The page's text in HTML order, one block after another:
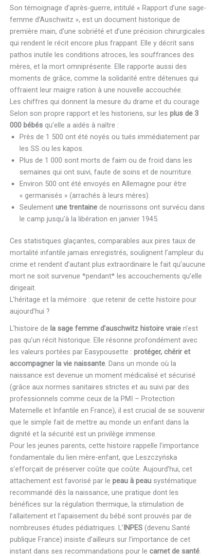
Son témoignage d’après-guerre, intitulé « Rapport d’une sage-
femme d’Auschwitz », est un document historique de
première main, d’une sobriété et d’une précision chirurgicales
qui rendent le récit encore plus frappant. Elle y décrit sans
pathos inutile les conditions atroces, les souffrances des
mères, et la mort omniprésente. Elle rapporte aussi des
moments de grâce, comme la solidarité entre détenues qui
offraient leur maigre ration à une nouvelle accouchée.
Les chiffres qui donnent la mesure du drame et du courage
Selon son propre rapport et les historiens, sur les plus de 3
000 bébés qu’elle a aidés à naître :
Près de 1 500 ont été noyés ou tués immédiatement par
les SS ou les kapos.
Plus de 1 000 sont morts de faim ou de froid dans les
semaines qui ont suivi, faute de soins et de nourriture.
Environ 500 ont été envoyés en Allemagne pour être
« germanisés » (arrachés à leurs mères).
Seulement une trentaine de nourrissons ont survécu dans
le camp jusqu’à la libération en janvier 1945.
Ces statistiques glaçantes, comparables aux pires taux de
mortalité infantile jamais enregistrés, soulignent l’ampleur du
crime et rendent d’autant plus extraordinaire le fait qu’aucune
mort ne soit survenue *pendant* les accouchements qu’elle
dirigeait.
L’héritage et la mémoire : que retenir de cette histoire pour
aujourd’hui ?
L’histoire de la sage femme d’auschwitz histoire vraie n’est
pas qu’un récit historique. Elle résonne profondément avec
les valeurs portées par Easypousette : protéger, chérir et
accompagner la vie naissante . Dans un monde où la
naissance est devenue un moment médicalisé et sécurisé
(grâce aux normes sanitaires strictes et au suivi par des
professionnels comme ceux de la PMI – Protection
Maternelle et Infantile en France), il est crucial de se souvenir
que le simple fait de mettre au monde un enfant dans la
dignité et la sécurité est un privilège immense.
Pour les jeunes parents, cette histoire rappelle l’importance
fondamentale du lien mère-enfant, que Leszczyńska
s’efforçait de préserver coûte que coûte. Aujourd’hui, cet
attachement est favorisé par le peau à peau systématique
recommandé dès la naissance, une pratique dont les
bénéfices sur la régulation thermique, la stimulation de
l’allaitement et l’apaisement du bébé sont prouvés par de
nombreuses études pédiatriques. L’INPES (devenu Santé
publique France) insiste d’ailleurs sur l’importance de cet
instant dans ses recommandations pour le carnet de santé